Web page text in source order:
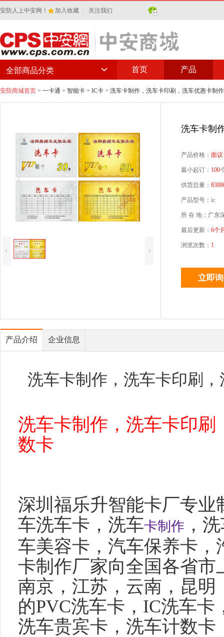
安防人上中安网！ 加入收藏 关注我们
首页 产品
全部商品分类
安防商城首页 > 一卡通 > 智能卡 > IC卡 > 洗车卡制作，洗车卡印刷，洗车优惠卡制
洗车卡制
产品价格： 面议
最小起订： 100
供货总量：
产品型号：ic
所 在 地：广东
最后更新： 6个
浏览次数： 1
产品介绍 企业信息
洗车卡制作，洗车卡印刷
洗车卡制作，洗车卡印
数卡
深圳福乐升智能卡厂专
车洗车卡，洗车卡制作 ，
车美容卡，汽车保养卡
卡制作厂家向全国各省
南京，江苏，云南，昆
的PVC洗车卡， IC洗车卡
洗车贵宾卡，洗车计数卡